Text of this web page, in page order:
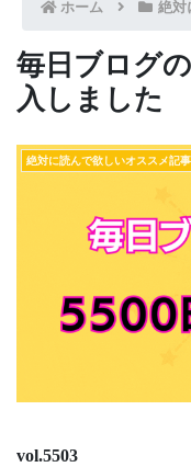
ホーム 絶対
毎日ブログ
入しました
絶対に読んで欲しいオススメ記事
vol.5503